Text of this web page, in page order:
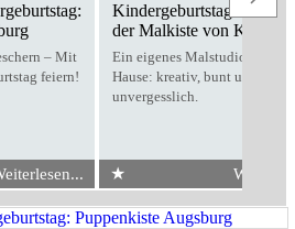
– Mit
feiern!
Kindergeburtstag
der Malkiste von Kreativo
Ein eigenes Malstudio für zu
Hause: kreativ, bunt und
unvergesslich.
★
Augsburg